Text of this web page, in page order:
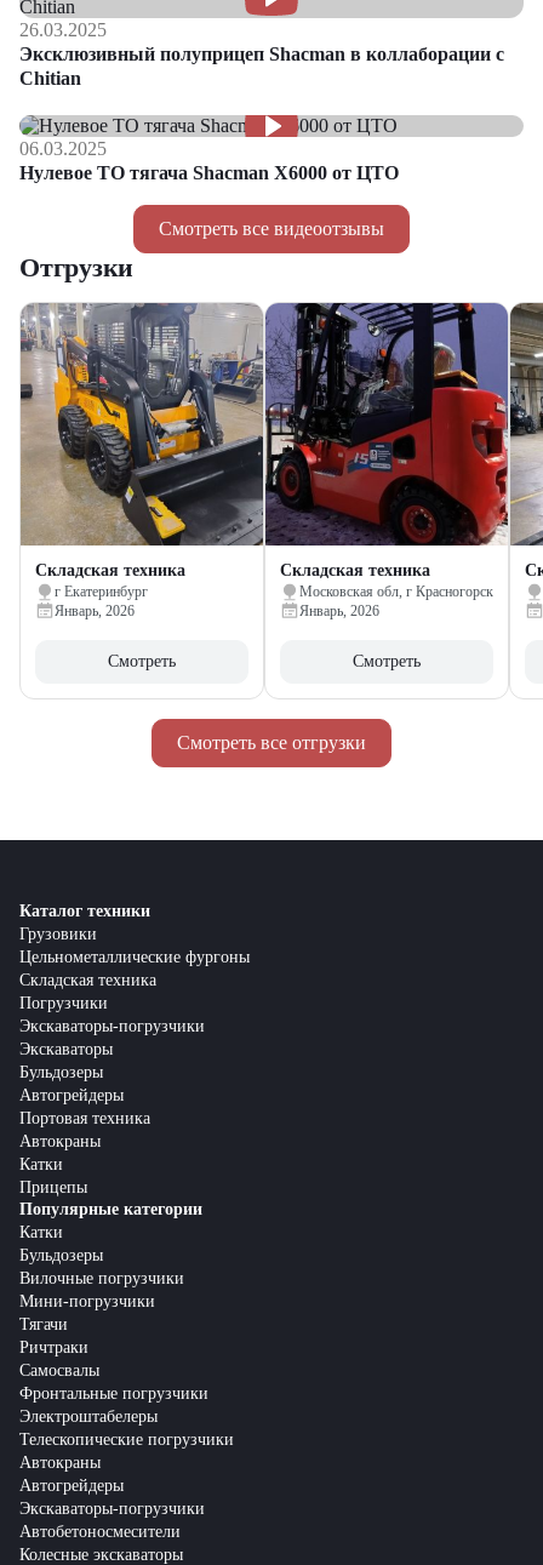
Смотреть все видеоотзывы
26.03.2025
Эксклюзивный полуприцеп Shacman в коллаборации с
Chitian
06.03.2025
Нулевое ТО тягача Shacman Х6000 от ЦТО
Смотреть все отгрузки
Отгрузки
Складская техника
г Екатеринбург
Январь, 2026
Смотреть
Складская техника
Московская обл, г Красногорск
Январь, 2026
Смотреть
Каталог техники
Грузовики
Цельнометаллические фургоны
Складская техника
Погрузчики
Экскаваторы-погрузчики
Экскаваторы
Бульдозеры
Автогрейдеры
Портовая техника
Автокраны
Катки
Прицепы
Популярные категории
Катки
Бульдозеры
Вилочные погрузчики
Мини-погрузчики
Тягачи
Ричтраки
Самосвалы
Фронтальные погрузчики
Электроштабелеры
Телескопические погрузчики
Автокраны
Автогрейдеры
Экскаваторы-погрузчики
Автобетоносмесители
Колесные экскаваторы